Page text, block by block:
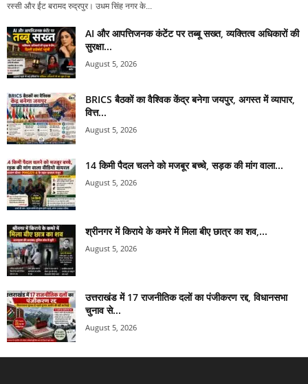
रस्सी और ईंट बरामद रुद्रपुर। उधम सिंह नगर के...
AI और आपत्तिजनक कंटेंट पर तब्बू सख्त, व्यक्तित्व अधिकारों की
सुरक्षा...
August 5, 2026
BRICS बैठकों का वैश्विक केंद्र बनेगा जयपुर, अगस्त में व्यापार,
वित्त...
August 5, 2026
14 किमी पैदल चलने को मजबूर बच्चे, सड़क की मांग वाला...
August 5, 2026
श्रीनगर में किराये के कमरे में मिला बीए छात्र का शव,...
August 5, 2026
उत्तराखंड में 17 राजनीतिक दलों का पंजीकरण रद्द, विधानसभा
चुनाव से...
August 5, 2026